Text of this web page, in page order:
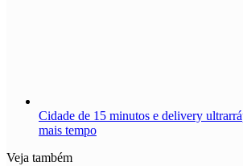
Cidade de 15 minutos e delivery
mais tempo
Veja também